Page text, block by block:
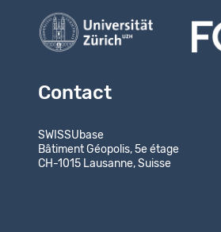
Contact
SWISSUbase
Bâtiment Géopolis, 5e étage
CH-1015 Lausanne, Suisse